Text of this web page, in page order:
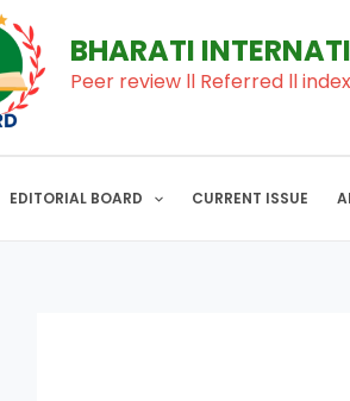
BHARATI
Peer review ll Referred ll
EDITORIAL BOARD CURRENT ISSUE